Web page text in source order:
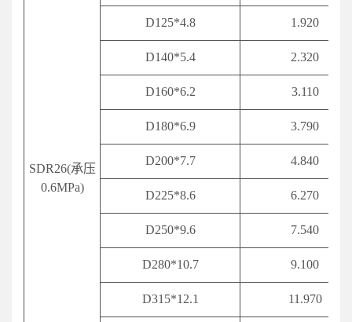
SDR26(承压
0.6MPa)
D125*4.8 1.920
D140*5.4 2.320
D160*6.2 3.110
D180*6.9 3.790
D200*7.7 4.840
D225*8.6 6.270
D250*9.6 7.540
D280*10.7 9.100
D315*12.1 11.970